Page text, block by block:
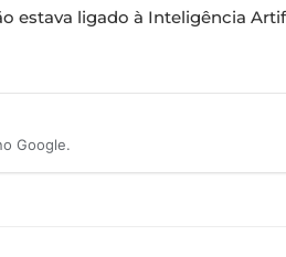
estava ligado à Inteligência
Google.